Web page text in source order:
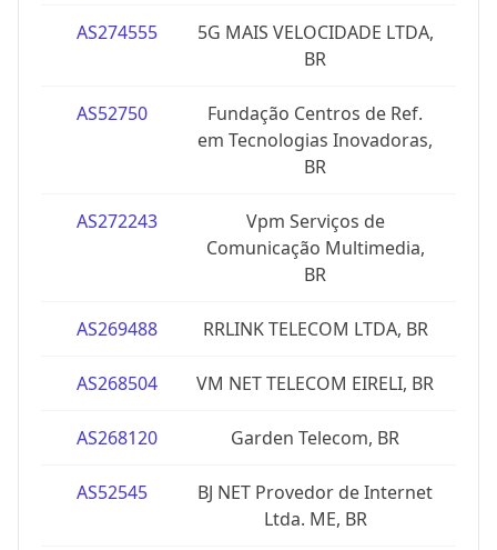
AS274555
5G MAIS VELOCIDADE LTDA,
BR
AS52750
Fundação Centros de Ref.
em Tecnologias Inovadoras,
BR
AS272243
Vpm Serviços de
Comunicação Multimedia,
BR
AS269488 RRLINK TELECOM LTDA, BR
AS268504 VM NET TELECOM EIRELI, BR
AS268120 Garden Telecom, BR
AS52545
BJ NET Provedor de Internet
Ltda. ME, BR